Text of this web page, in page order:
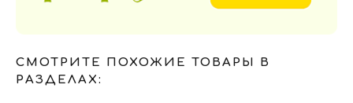
СМОТРИТЕ ПОХОЖИЕ ТОВАРЫ В
РАЗДЕЛАХ: